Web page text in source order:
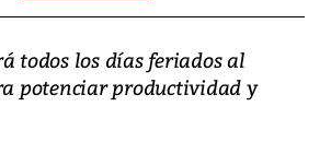
todos los días feriados al
potenciar productividad y